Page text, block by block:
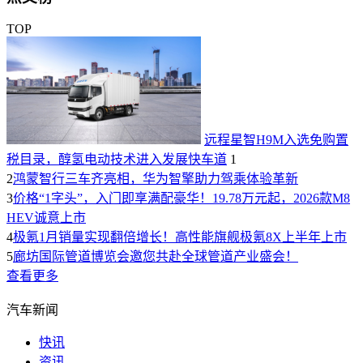
TOP
远程星智H9M入选免购置
税目录，醇氢电动技术进入发展快车道 1
2鸿蒙智行三车齐亮相，华为智擎助力驾乘体验革新
3价格“1字头”，入门即享满配豪华！19.78万元起，2026款M8
HEV诚意上市
4极氪1月销量实现翻倍增长！高性能旗舰极氪8X上半年上市
5廊坊国际管道博览会邀您共赴全球管道产业盛会！
查看更多
汽车新闻
快讯